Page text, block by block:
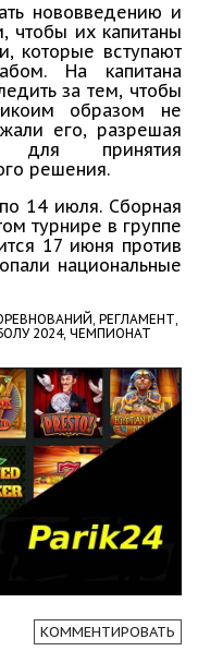
нововведению и
чтобы их капитаны
которые вступают
На капитана
за тем, чтобы
образом не
его, разрешая
принятия
решения.
14 июля. Сборная
турнире в группе
17 июня против
национальные
РЕГЛАМЕНТ,
2024, ЧЕМПИОНАТ
КОММЕНТИРОВАТЬ